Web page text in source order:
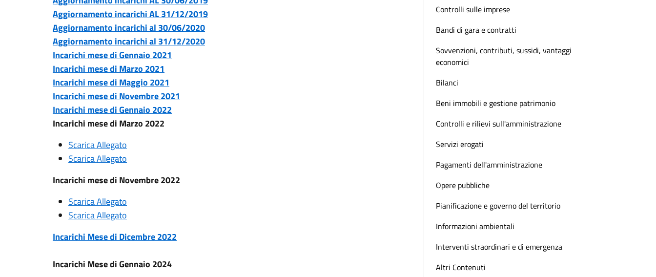
Aggiornamento incarichi AL 31/12/2019
Aggiornamento incarichi al 30/06/2020
Aggiornamento incarichi al 31/12/2020
Incarichi mese di Gennaio 2021
Incarichi mese di Marzo 2021
Incarichi mese di Maggio 2021
Incarichi mese di Novembre 2021
Incarichi mese di Gennaio 2022
Incarichi mese di Marzo 2022
Scarica Allegato
Scarica Allegato
Incarichi mese di Novembre 2022
Scarica Allegato
Scarica Allegato
Incarichi Mese di Dicembre 2022
Incarichi Mese di Gennaio 2024
Controlli sulle imprese
Bandi di gara e contratti
Sovvenzioni, contributi, sussidi, vantaggi
economici
Bilanci
Beni immobili e gestione patrimonio
Controlli e rilievi sull'amministrazione
Servizi erogati
Pagamenti dell'amministrazione
Opere pubbliche
Pianificazione e governo del territorio
Informazioni ambientali
Interventi straordinari e di emergenza
Altri Contenuti